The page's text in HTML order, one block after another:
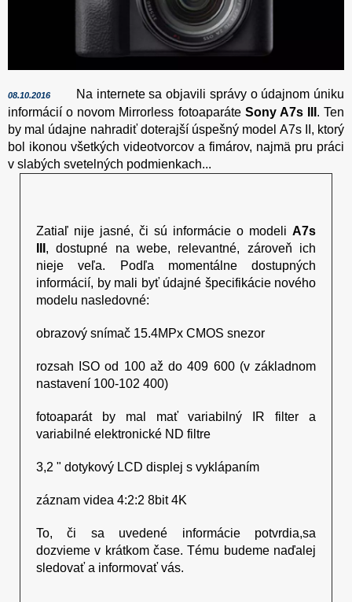
08.10.2016
Na internete sa objavili správy o údajnom úniku
informácií o novom Mirrorless fotoaparáte Sony A7s III . Ten
by mal údajne nahradiť doterajší úspešný model A7s II, ktorý
bol ikonou všetkých videotvorcov a fimárov, najmä pru práci
v slabých svetelných podmienkach...
Zatiaľ nije jasné, či sú informácie o modeli A7s
, dostupné na webe, relevantné, zároveň ich
nieje veľa. Podľa momentálne dostupných
informácií, by mali byť údajné špecifikácie nového
modelu nasledovné:
obrazový snímač 15.4MPx CMOS snezor
rozsah ISO od 100 až do 409 600 (v základnom
nastavení 100-102 400)
fotoaparát by mal mať variabilný IR filter a
variabilné elektronické ND filtre
3,2 " dotykový LCD displej s vyklápaním
záznam videa 4:2:2 8bit 4K
To, či sa uvedené informácie potvrdia,sa
dozvieme v krátkom čase. Tému budeme naďalej
sledovať a informovať vás.